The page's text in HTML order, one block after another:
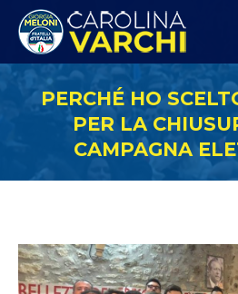
PERCHÉ HO
PER LA
CAMPAGNA